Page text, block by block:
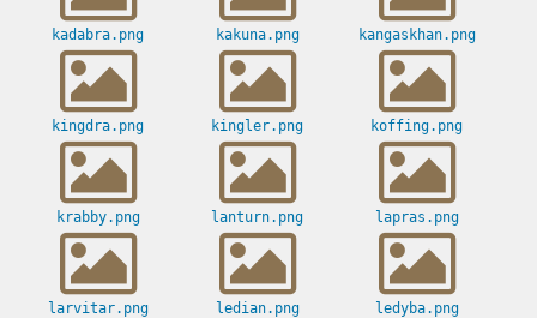
kadabra.png kakuna.png kangaskhan.png
kingdra.png kingler.png koffing.png
krabby.png lanturn.png lapras.png
larvitar.png ledian.png ledyba.png